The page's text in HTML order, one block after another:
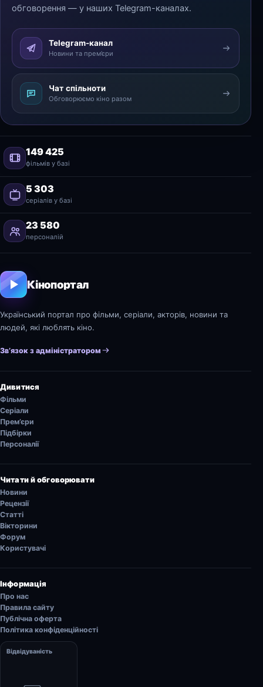
обговорення — у наших Telegram-каналах.
Telegram-канал
Новини та прем’єри
Чат спільноти
Обговорюємо кіно разом
149 425
фільмів у базі
5 303
серіалів у базі
23 580
персоналій
Кінопортал
Український портал про фільми, серіали, акторів, новини та
людей, які люблять кіно.
Зв’язок з адміністратором
Дивитися
Фільми
Серіали
Прем’єри
Підбірки
Персоналії
Читати й обговорювати
Новини
Рецензії
Статті
Вікторини
Форум
Користувачі
Інформація
Про нас
Правила сайту
Публічна оферта
Політика конфіденційності
Відвідуваність